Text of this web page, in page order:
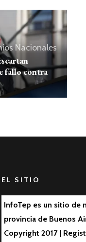
Nacionales
fallo contra
EL SITIO
InfoTep es un sitio de
provincia de Buenos
Copyright 2017 |